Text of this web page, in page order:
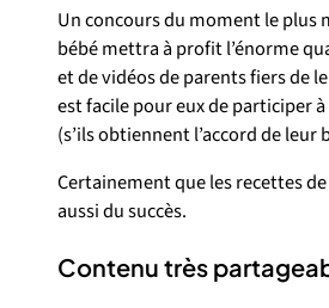
Un concours du moment le plus
bébé mettra à profit l’énorme
et de vidéos de parents fiers de
est facile pour eux de participer
(s’ils obtiennent l’accord de leur
Certainement que les recettes
aussi du succès.
Contenu très